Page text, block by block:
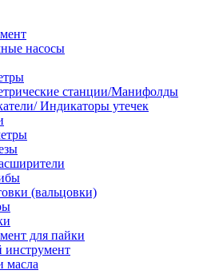
насосы
станции/Манифолды
Индикаторы утечек
(вальцовки)
для пайки
масла